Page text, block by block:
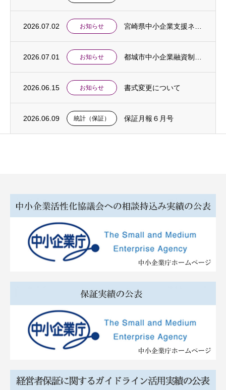
2026.07.02 お知らせ
2026.07.01 お知らせ
2026.06.15 お知らせ 書式変更について
2026.06.09 統計（保証） 保証月報６月号